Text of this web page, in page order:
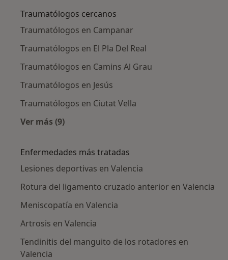
Traumatólogos cercanos
Traumatólogos en Campanar
Traumatólogos en El Pla Del Real
Traumatólogos en Camins Al Grau
Traumatólogos en Jesús
Traumatólogos en Ciutat Vella
Ver más (9)
Enfermedades más tratadas
Lesiones deportivas en Valencia
Rotura del ligamento cruzado anterior en Valencia
Meniscopatía en Valencia
Artrosis en Valencia
Tendinitis del manguito de los rotadores en
Valencia